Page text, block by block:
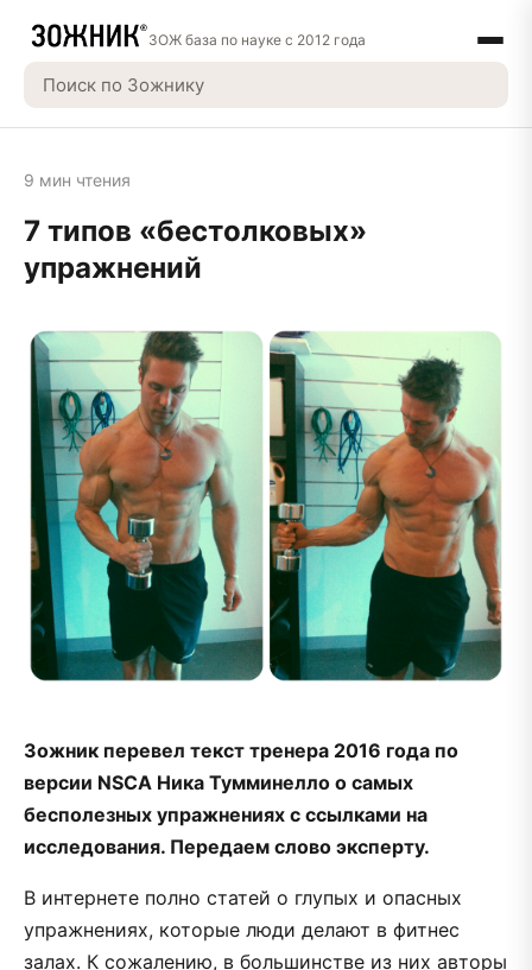
ЗОЖ база по науке с 2012 года
9 мин чтения
7 типов «бестолковых»
упражнений
Зожник перевел текст тренера 2016 года по
версии NSCA Ника Тумминелло о самых
бесполезных упражнениях с ссылками на
исследования. Передаем слово эксперту.
В интернете полно статей о глупых и опасных
упражнениях, которые люди делают в фитнес
залах. К сожалению, в большинстве из них авторы